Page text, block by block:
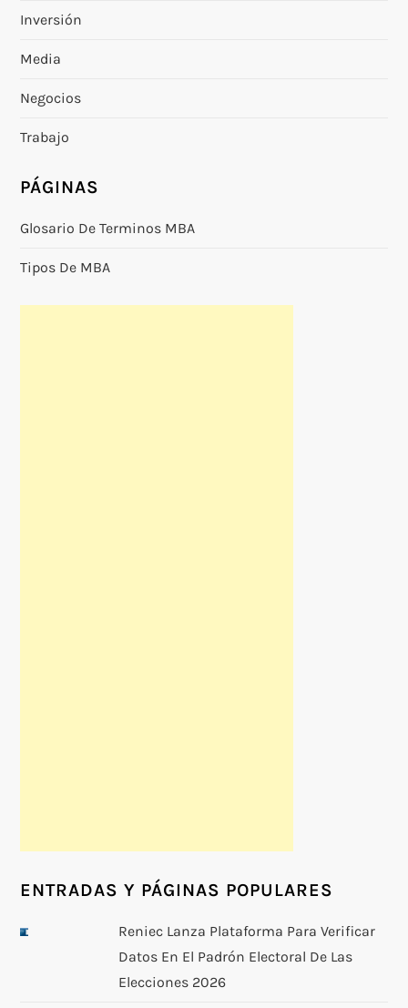
Inversión
Media
Negocios
Trabajo
PÁGINAS
Glosario De Terminos MBA
Tipos De MBA
ENTRADAS Y PÁGINAS POPULARES
Reniec Lanza Plataforma Para Verificar
Datos En El Padrón Electoral De Las
Elecciones 2026